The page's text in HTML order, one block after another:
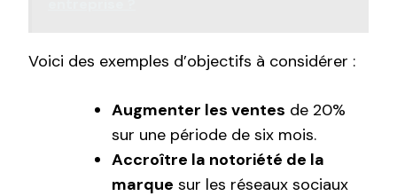
Voici des exemples d’objectifs à considérer :
Augmenter les ventes de 20%
sur une période de six mois.
Accroître la notoriété de la
marque sur les réseaux sociaux